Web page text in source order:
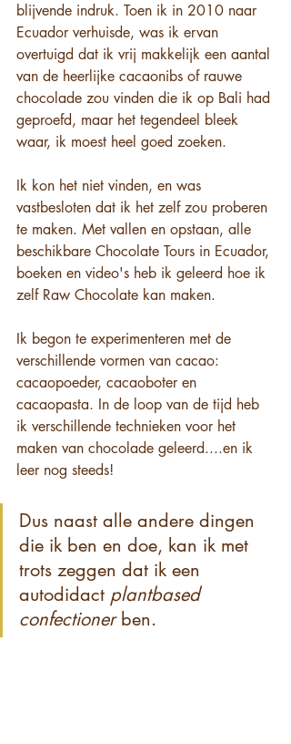
blijvende indruk. Toen ik in 2010 naar
Ecuador verhuisde, was ik ervan
overtuigd dat ik vrij makkelijk een aantal
van de heerlijke cacaonibs of rauwe
chocolade zou vinden die ik op Bali had
geproefd, maar het tegendeel bleek
waar, ik moest heel goed zoeken.
Ik kon het niet vinden, en was
vastbesloten dat ik het zelf zou proberen
te maken. Met vallen en opstaan, alle
beschikbare Chocolate Tours in Ecuador,
boeken en video's heb ik geleerd hoe ik
zelf Raw Chocolate kan maken.
Ik begon te experimenteren met de
verschillende vormen van cacao:
cacaopoeder, cacaoboter en
cacaopasta. In de loop van de tijd heb
ik verschillende technieken voor het
maken van chocolade geleerd....en ik
leer nog steeds!
Dus naast alle andere dingen
die ik ben en doe, kan ik met
trots zeggen dat ik een
autodidact plantbased
confectioner ben.